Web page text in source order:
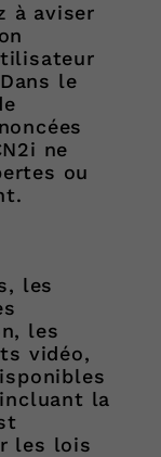
à aviser
le
ne
ou
les
les
vidéo,
la
les lois